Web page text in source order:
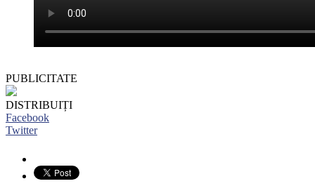
PUBLICITATE
DISTRIBUIȚI
Facebook
Twitter